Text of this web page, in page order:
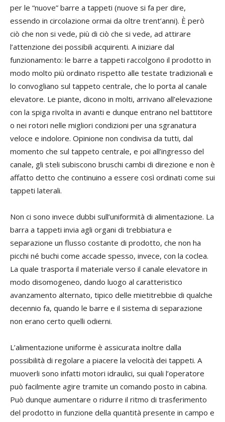
per le “nuove” barre a tappeti (nuove si fa per dire,
essendo in circolazione ormai da oltre trent’anni). È però
ciò che non si vede, più di ciò che si vede, ad attirare
l’attenzione dei possibili acquirenti. A iniziare dal
funzionamento: le barre a tappeti raccolgono il prodotto in
modo molto più ordinato rispetto alle testate tradizionali e
lo convogliano sul tappeto centrale, che lo porta al canale
elevatore. Le piante, dicono in molti, arrivano all’elevazione
con la spiga rivolta in avanti e dunque entrano nel battitore
o nei rotori nelle migliori condizioni per una sgranatura
veloce e indolore. Opinione non condivisa da tutti, dal
momento che sul tappeto centrale, e poi all’ingresso del
canale, gli steli subiscono bruschi cambi di direzione e non è
affatto detto che continuino a essere così ordinati come sui
tappeti laterali.
Non ci sono invece dubbi sull’uniformità di alimentazione. La
barra a tappeti invia agli organi di trebbiatura e
separazione un flusso costante di prodotto, che non ha
picchi né buchi come accade spesso, invece, con la coclea.
La quale trasporta il materiale verso il canale elevatore in
modo disomogeneo, dando luogo al caratteristico
avanzamento alternato, tipico delle mietitrebbie di qualche
decennio fa, quando le barre e il sistema di separazione
non erano certo quelli odierni.
L’alimentazione uniforme è assicurata inoltre dalla
possibilità di regolare a piacere la velocità dei tappeti. A
muoverli sono infatti motori idraulici, sui quali l’operatore
può facilmente agire tramite un comando posto in cabina.
Può dunque aumentare o ridurre il ritmo di trasferimento
del prodotto in funzione della quantità presente in campo e